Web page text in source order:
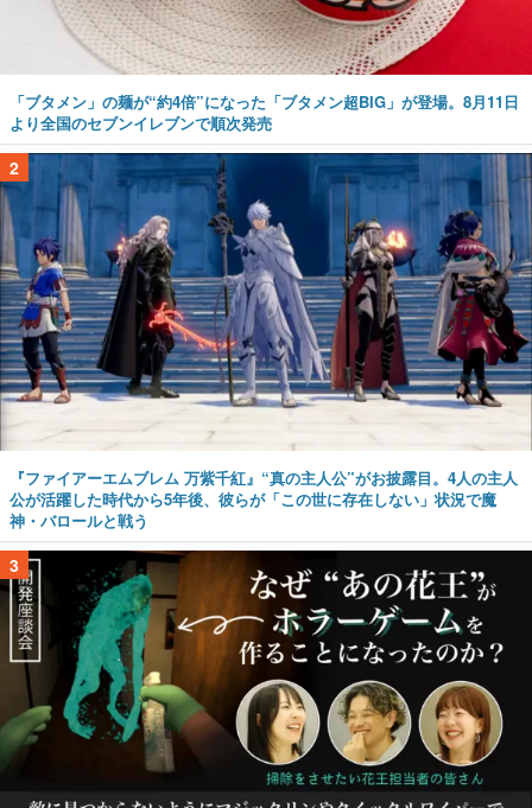
「ブタメン」の麺が“約4倍”になった「ブタメン超BIG」が登場。8月11日
より全国のセブンイレブンで順次発売
2
『ファイアーエムブレム 万紫千紅』“真の主人公”がお披露目。4人の主人
公が活躍した時代から5年後、彼らが「この世に存在しない」状況で魔
神・バロールと戦う
3